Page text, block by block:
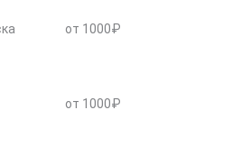
от 1000₽
от 1000₽